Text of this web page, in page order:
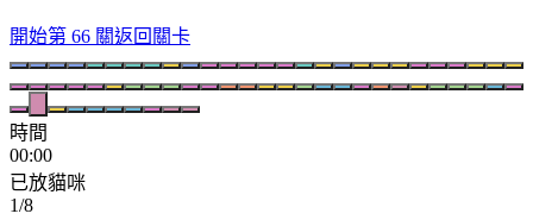
開始第 66 關返回關卡
時間
00:00
已放貓咪
1/8